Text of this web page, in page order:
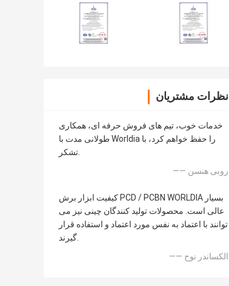
نظرات مشتریان
خدمات خوب، تیم های فروش حرفه ای، همکاری
طولانی مدت با Worldia را حفظ خواهم کرد، با
تشکر.
—— روبی هنسن
کیفیت ابزار برش PCD / PCBN WORLDIA بسیار
عالی است. محصولات تولید کنندگان چینی نیز می
توانند با اعتماد به نفس مورد اعتماد و استفاده قرار
گیرند.
—— الکساندر نوح